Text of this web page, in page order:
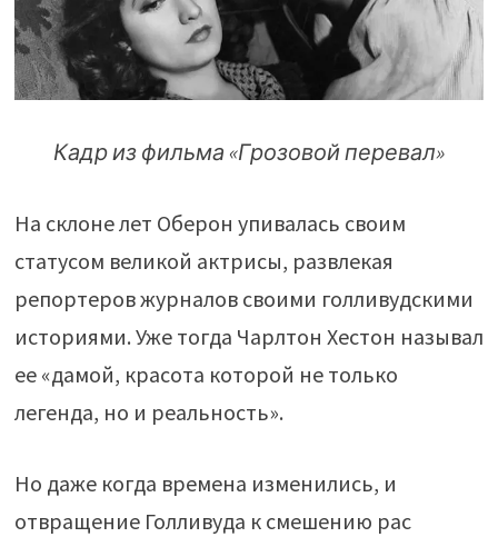
Кадр из фильма «Грозовой перевал»
На склоне лет Оберон упивалась своим
статусом великой актрисы, развлекая
репортеров журналов своими голливудскими
историями. Уже тогда Чарлтон Хестон называл
ее «дамой, красота которой не только
легенда, но и реальность».
Но даже когда времена изменились, и
отвращение Голливуда к смешению рас